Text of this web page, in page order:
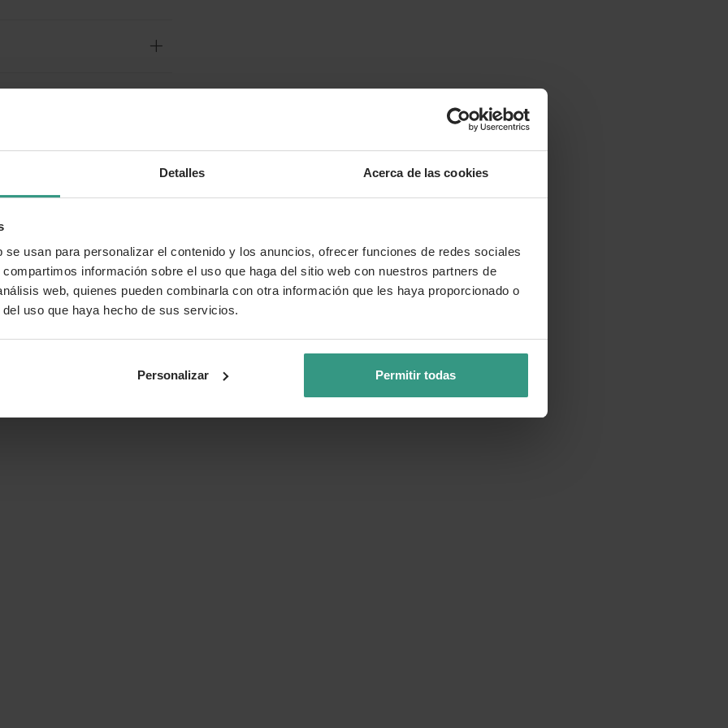
Detalles Acerca de las cookies
usan para personalizar el contenido y los anuncios, ofrecer funciones de redes sociales
información sobre el uso que haga del sitio web con nuestros partners de
web, quienes pueden combinarla con otra información que les haya proporcionado o
uso que haya hecho de sus servicios.
Personalizar Permitir todas